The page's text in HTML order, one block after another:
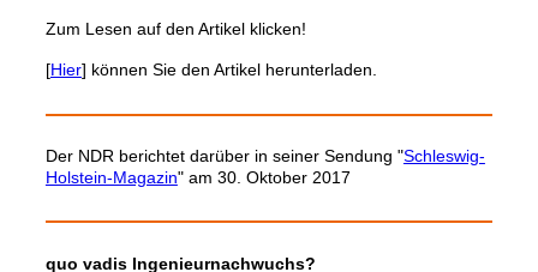
Zum Lesen auf den Artikel klicken!
[Hier] können Sie den Artikel herunterladen.
Der NDR berichtet darüber in seiner Sendung "Schleswig-
Holstein-Magazin" am 30. Oktober 2017
quo vadis Ingenieurnachwuchs?